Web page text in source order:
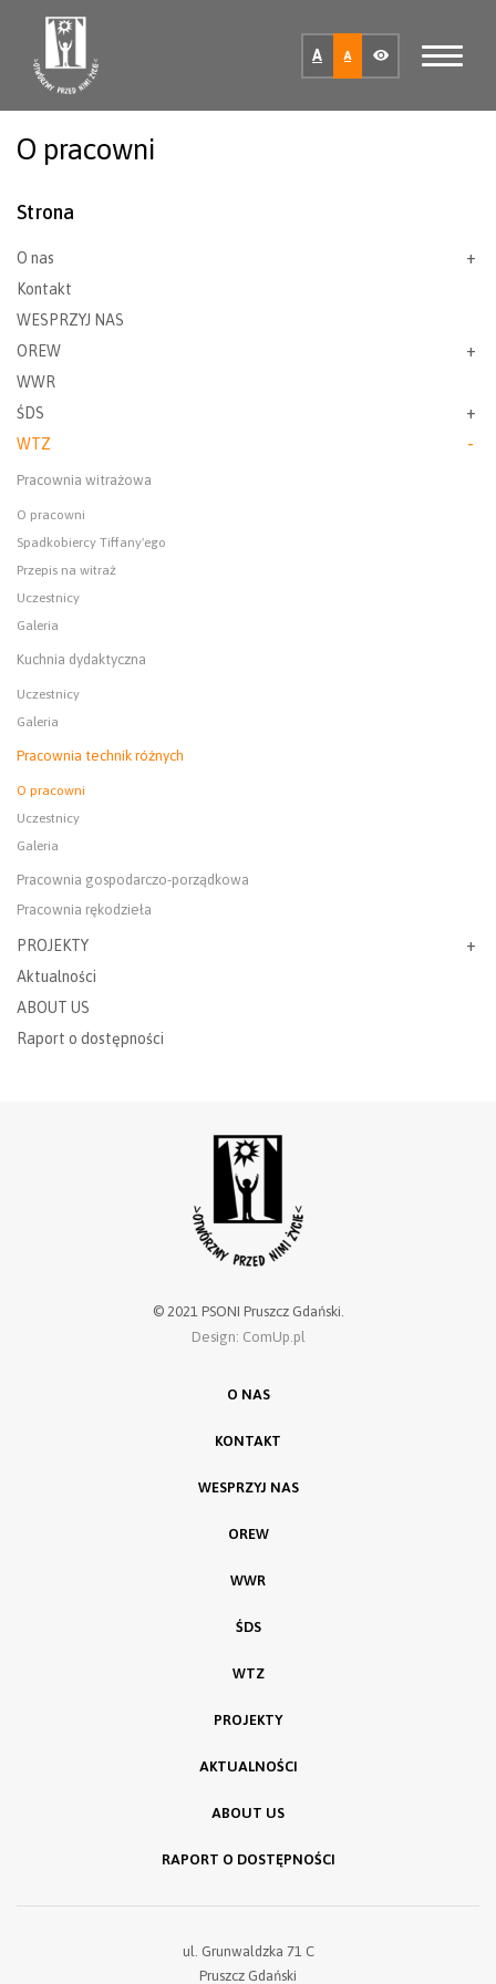
A A
O pracowni
Strona
O nas
Kontakt
WESPRZYJ NAS
OREW
WWR
ŚDS
WTZ
Pracownia witrażowa
O pracowni
Spadkobiercy Tiffany'ego
Przepis na witraż
Uczestnicy
Galeria
Kuchnia dydaktyczna
Uczestnicy
Galeria
Pracownia technik różnych
O pracowni
Uczestnicy
Galeria
Pracownia gospodarczo-porządkowa
Pracownia rękodzieła
PROJEKTY
Aktualności
ABOUT US
Raport o dostępności
© 2021 PSONI Pruszcz Gdański.
Design: ComUp.pl
O NAS
KONTAKT
WESPRZYJ NAS
OREW
WWR
ŚDS
WTZ
PROJEKTY
AKTUALNOŚCI
ABOUT US
RAPORT O DOSTĘPNOŚCI
ul. Grunwaldzka 71 C
Pruszcz Gdański